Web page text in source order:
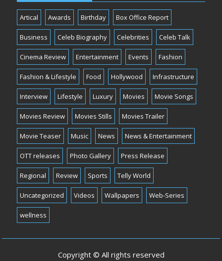
Artical Awards Birthday Box Office Report
Business Celeb Biography Celebrities Celeb Talk
Cinema Review Entertainment Events Fashion
Fashion & Lifestyle Food Hollywood Infrastructure
Interview Lifestyle Luxury Movies Movie Songs
Movies Review Movies Stills Movies Trailer
Movie Teaser Music News News & Entertainment
OTT releases Photo Gallery Press Release
Regional Review Sports Telly World
Uncategorized Videos Wallpapers Web-Series
wellness
Copyright © All rights reserved